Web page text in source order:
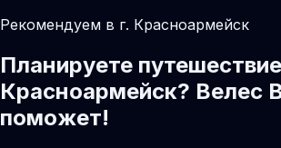
Рекомендуем в г. Красноармейск
Планируете путешествие
Красноармейск? Велес
поможет!